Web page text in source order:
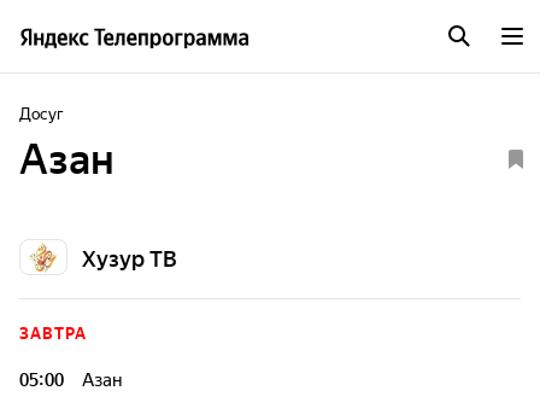
Досуг
Азан
Хузур ТВ
ЗАВТРА
05:00 Азан